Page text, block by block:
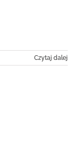
Czytaj dalej